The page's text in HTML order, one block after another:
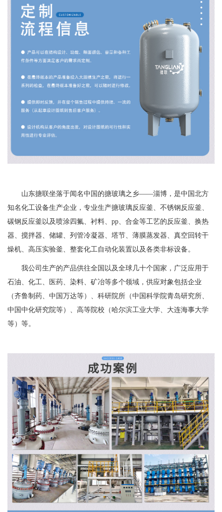
山东搪联坐落于闻名中国的搪玻璃之乡——淄博，是中国北方
知名化工设备生产企业，专业生产搪玻璃反应釜、不锈钢反应釜、
碳钢反应釜以及喷涂四氟、衬料、pp、合金等工艺的反应釜、换热
器、搅拌器、储罐、列管冷凝器、塔节、薄膜蒸发器、真空回转干
燥机、高压实验釜、整套化工自动化装置以及各类非标设备。
我公司生产的产品供往全国以及全球几十个国家，广泛应用于
石油、化工、医药、染料、矿冶等多个领域，供应对象包括企业
（齐鲁制药、中国万达等）、科研院所（中国科学院青岛研究所、
中国中化研究院等）、高等院校（哈尔滨工业大学、大连海事大学
等）等。